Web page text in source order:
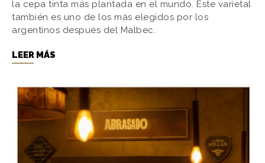
la cepa tinta más plantada en el mundo. Este varietal
también es uno de los más elegidos por los
argentinos después del Malbec.
LEER MÁS